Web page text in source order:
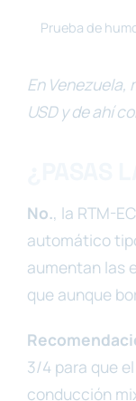
Prueba de
En
USD y de ahí
No., la RTM-
automático
aumentan las
que aunque
3/4 para que
conducción